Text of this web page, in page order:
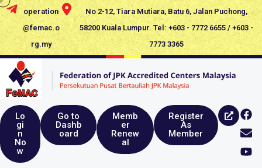
operation
@femac.o
rg.my
No 2-12, Tiara Mutiara, Batu 6, Jalan Puchong,
58200 Kuala Lumpur. Tel: +603 - 7772 6655 / +603 -
7773 3365
Lo
gi
n
No
w
Go to
Dashb
oard
Memb
er
Renew
al
Register
As
Member